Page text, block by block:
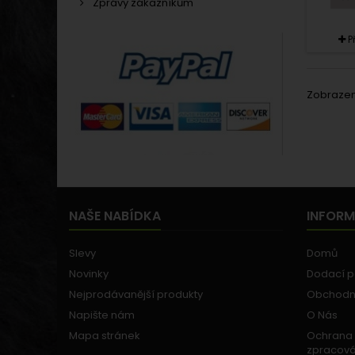
NAŠE NABÍDKA
Slevy
Novinky
Nejprodávanější produkty
Napište nám
Mapa stránek
Domů
Dodací
O Nás